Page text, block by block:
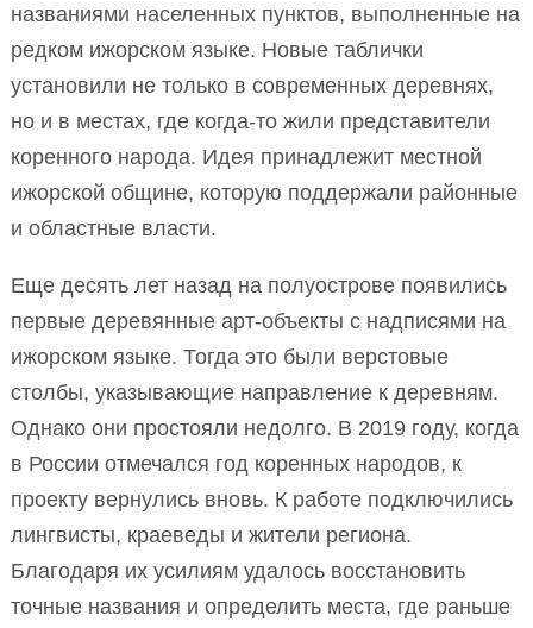
названиями населенных пунктов, выполненные на
редком ижорском языке. Новые таблички
установили не только в современных деревнях,
но и в местах, где когда-то жили представители
коренного народа. Идея принадлежит местной
ижорской общине, которую поддержали районные
и областные власти.
Еще десять лет назад на полуострове появились
первые деревянные арт-объекты с надписями на
ижорском языке. Тогда это были верстовые
столбы, указывающие направление к деревням.
Однако они простояли недолго. В 2019 году, когда
в России отмечался год коренных народов, к
проекту вернулись вновь. К работе подключились
лингвисты, краеведы и жители региона.
Благодаря их усилиям удалось восстановить
точные названия и определить места, где раньше